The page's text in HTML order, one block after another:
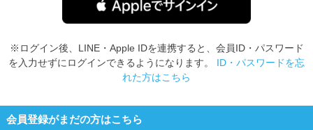
※ログイン後、LINE・Apple IDを連携すると、会員ID・パスワード
を入力せずにログインできるようになります。 ID・パスワードを忘
れた方はこちら
会員登録がまだの方はこちら